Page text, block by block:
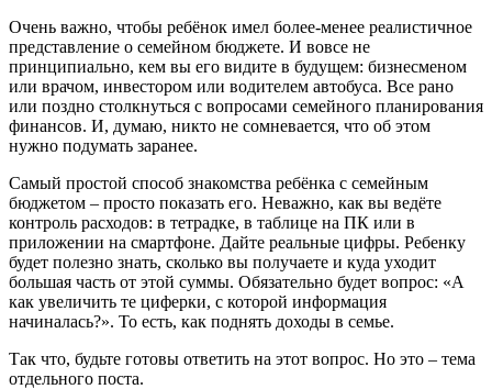
Очень важно, чтобы ребёнок имел более-менее реалистичное
представление о семейном бюджете. И вовсе не
принципиально, кем вы его видите в будущем: бизнесменом
или врачом, инвестором или водителем автобуса. Все рано
или поздно столкнуться с вопросами семейного планирования
финансов. И, думаю, никто не сомневается, что об этом
нужно подумать заранее.
Самый простой способ знакомства ребёнка с семейным
бюджетом – просто показать его. Неважно, как вы ведёте
контроль расходов: в тетрадке, в таблице на ПК или в
приложении на смартфоне. Дайте реальные цифры. Ребенку
будет полезно знать, сколько вы получаете и куда уходит
большая часть от этой суммы. Обязательно будет вопрос: «А
как увеличить те циферки, с которой информация
начиналась?». То есть, как поднять доходы в семье.
Так что, будьте готовы ответить на этот вопрос. Но это – тема
отдельного поста.